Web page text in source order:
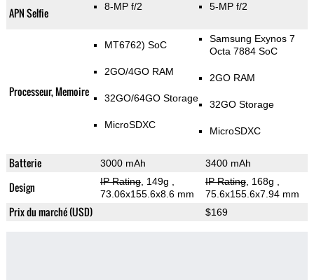
APN Selfie 8-MP f/2 5-MP f/2
Processeur, Memoire
MT6762) SoC
2GO/4GO RAM
32GO/64GO Storage
MicroSDXC
Samsung Exynos 7
Octa 7884 SoC
2GO RAM
32GO Storage
MicroSDXC
Batterie 3000 mAh 3400 mAh
Design IP Rating, 149g
73.06x155.6x8.6 mm
IP Rating, 168g
75.6x155.6x7.94 mm
Prix du marché (USD) $169